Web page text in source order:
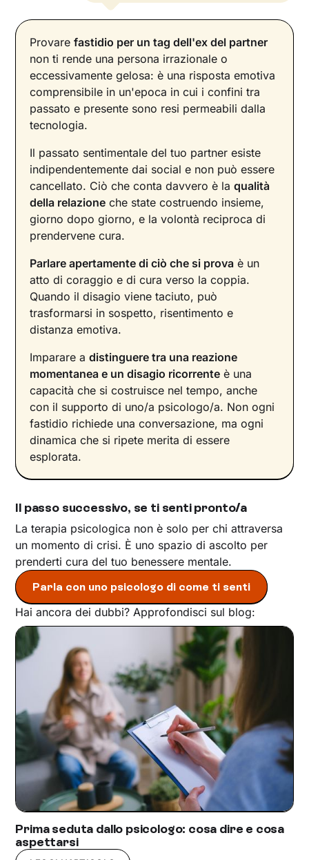
Provarefastidio per un tag dell'ex del partner
non ti rende una persona irrazionale o
eccessivamente gelosa: è una risposta emotiva
comprensibile in un'epoca in cui i confini tra
passato e presente sono resi permeabili dalla
tecnologia.
Il passato sentimentale del tuo partner esiste
indipendentemente dai social e non può essere
cancellato. Ciò che conta davvero è laqualità
della relazione che state costruendo insieme,
giorno dopo giorno, e la volontà reciproca di
prendervene cura.
Parlare apertamente di ciò che si prova è un
atto di coraggio e di cura verso la coppia.
Quando il disagio viene taciuto, può
trasformarsi in sospetto, risentimento e
distanza emotiva.
Imparare adistinguere tra una reazione
momentanea e un disagio ricorrente è una
capacità che si costruisce nel tempo, anche
con il supporto di uno/a psicologo/a. Non ogni
fastidio richiede una conversazione, ma ogni
dinamica che si ripete merita di essere
esplorata.
Il passo successivo, se ti senti pronto/a
La terapia psicologica non è solo per chi attraversa
un momento di crisi. È uno spazio di ascolto per
prenderti cura del tuo benessere mentale.
Parla con uno psicologo di come ti senti
Hai ancora dei dubbi? Approfondisci sul blog:
Prima seduta dallo psicologo: cosa dire e cosa
aspettarsi